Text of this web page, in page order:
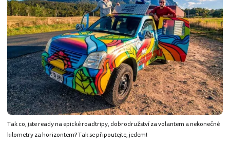
Tak co, jste ready na epické roadtripy, dobrodružství za volantem a nekonečné
kilometry za horizontem? Tak se připoutejte, jedem!